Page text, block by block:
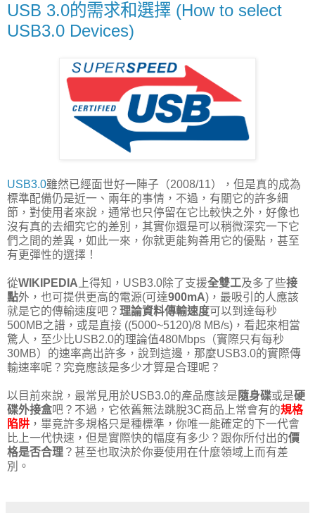
USB 3.0的需求和選擇 (How to select
USB3.0 Devices)
USB3.0雖然已經面世好一陣子（2008/11），但是真的成為
標準配備仍是近一、兩年的事情，不過，有關它的許多細
節，對使用者來說，通常也只停留在它比較快之外，好像也
沒有真的去細究它的差別，其實你還是可以稍微深究一下它
們之間的差異，如此一來，你就更能夠善用它的優點，甚至
有更彈性的選擇！
從WIKIPEDIA 上得知，USB3.0除了支援全雙工及多了些接
點外，也可提供更高的電源(可達900mA)，最吸引的人應該
就是它的傳輸速度吧？ 理論資料傳輸速度可以到達每秒
500MB之譜，或是直接 ((5000~5120)/8 MB/s)，看起來相當
驚人，至少比USB2.0的理論值480Mbps（實際只有每秒
30MB）的速率高出許多，說到這邊，那麼USB3.0的實際傳
輸速率呢？究竟應該是多少才算是合理呢？
以目前來說，最常見用於USB3.0的產品應該是 隨身碟或是硬
碟外接盒吧？不過，它依舊無法跳脫3C商品上常會有的規格
陷阱 ，畢竟許多規格只是種標準，你唯一能確定的下一代會
比上一代快速，但是實際快的幅度有多少？跟你所付出的價
格是否合理 ？甚至也取決於你要使用在什麼領域上而有差
別。